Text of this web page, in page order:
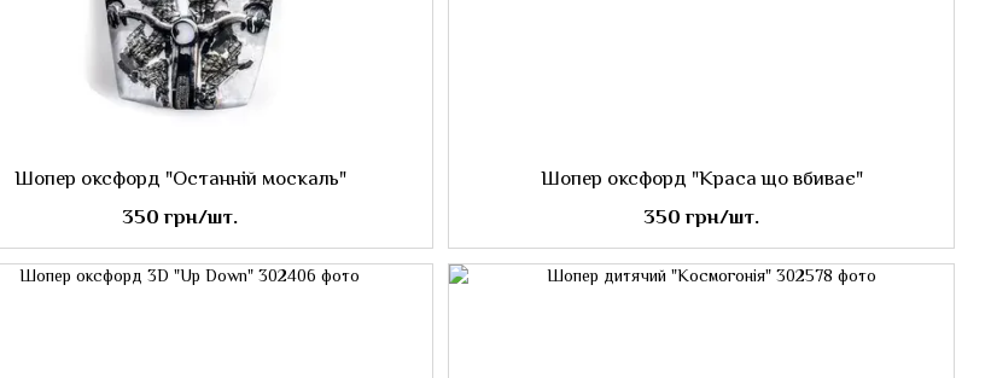
Шопер оксфорд "Останній москаль"
350 грн/шт.
Шопер оксфорд "Краса що вбиває"
350 грн/шт.